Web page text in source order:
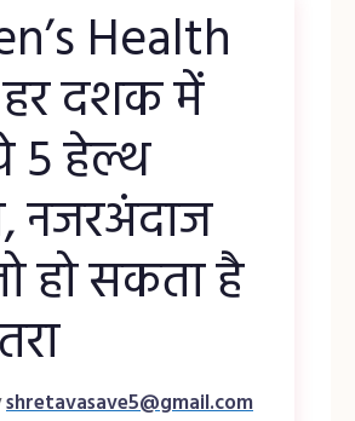
Health
दशक में
5 हेल्थ
हो सकता है
shretavasave5@gmail.com